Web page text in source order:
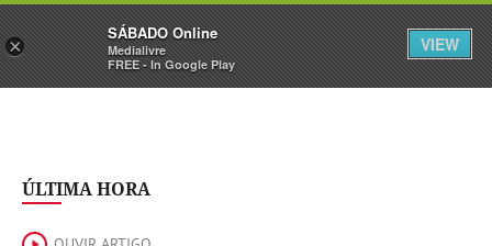
Sábado Assine Iniciar Sessão
ÚLTIMA HORA
×
SÁBADO Online
Medialivre
FREE - In Google Play
VIEW